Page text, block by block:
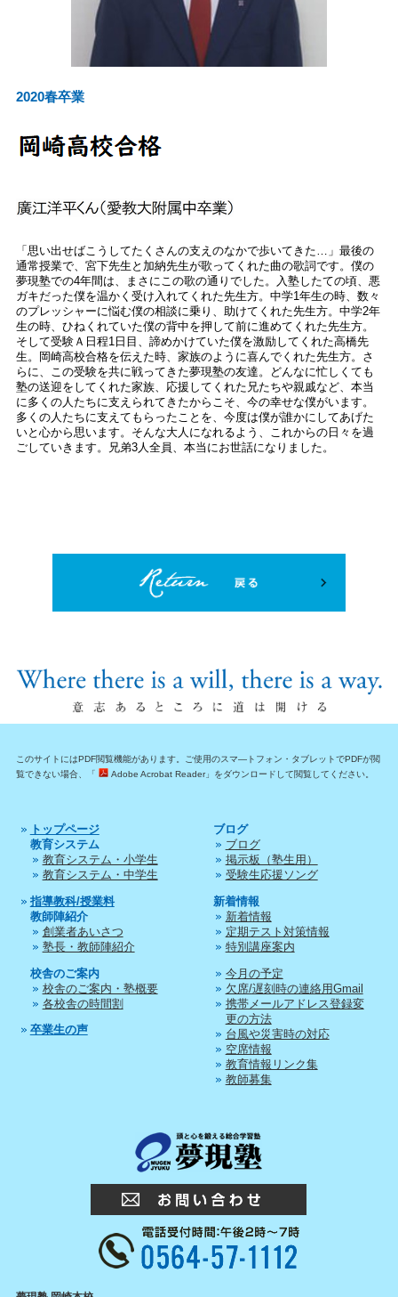
2020春卒業
「思い出せばこうしてたくさんの支えのなかで歩いてきた…」最後の
通常授業で、宮下先生と加納先生が歌ってくれた曲の歌詞です。僕の
夢現塾での4年間は、まさにこの歌の通りでした。入塾したての頃、悪
ガキだった僕を温かく受け入れてくれた先生方。中学1年生の時、数々
のプレッシャーに悩む僕の相談に乗り、助けてくれた先生方。中学2年
生の時、ひねくれていた僕の背中を押して前に進めてくれた先生方。
そして受験Ａ日程1日目、諦めかけていた僕を激励してくれた高橋先
生。岡崎高校合格を伝えた時、家族のように喜んでくれた先生方。さ
らに、この受験を共に戦ってきた夢現塾の友達。どんなに忙しくても
塾の送迎をしてくれた家族、応援してくれた兄たちや親戚など、本当
に多くの人たちに支えられてきたからこそ、今の幸せな僕がいます。
多くの人たちに支えてもらったことを、今度は僕が誰かにしてあげた
いと心から思います。そんな大人になれるよう、これからの日々を過
ごしていきます。兄弟3人全員、本当にお世話になりました。
このサイトにはPDF閲覧機能があります。ご使用のスマ―トフォン・タブレットでPDFが閲
覧できない場合、「
Adobe Acrobat Reader」をダウンロードして閲覧してください。
トップページ
教育システム
教育システム・小学生
教育システム・中学生
指導教科/授業料
教師陣紹介
創業者あいさつ
塾長・教師陣紹介
校舎のご案内
校舎のご案内・塾概要
各校舎の時間割
卒業生の声
ブログ
ブログ
掲示板（塾生用）
受験生応援ソング
新着情報
新着情報
定期テスト対策情報
特別講座案内
今月の予定
欠席/遅刻時の連絡用Gmail
携帯メールアドレス登録変
更の方法
台風や災害時の対応
空席情報
教育情報リンク集
教師募集